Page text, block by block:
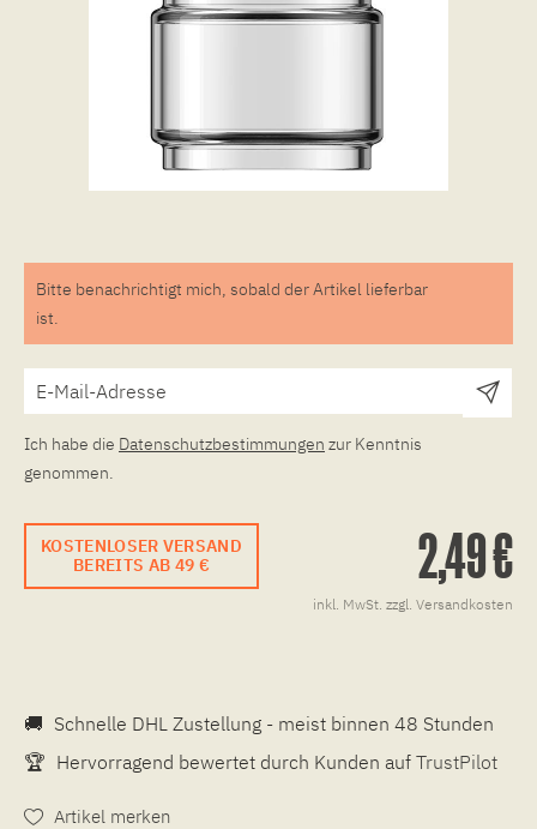
Bitte benachrichtigt mich, sobald der Artikel lieferbar
ist.
Ich habe die Datenschutzbestimmungen zur Kenntnis
genommen.
KOSTENLOSER VERSAND
BEREITS AB 49 €
2,49 €
inkl. MwSt. zzgl. Versandkosten
🚚 Schnelle DHL Zustellung - meist binnen 48 Stunden
🏆 Hervorragend bewertet durch Kunden auf TrustPilot
Artikel merken